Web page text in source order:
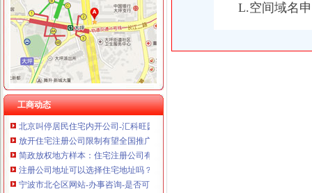
重庆宝鹰汽车销售有限公司
工商动态
北京叫停居民住宅内开公司-远洋新干线-北京搜狐焦点业主论坛
小区住宅注册公司是合的！为什么东营市工商局单要求小区住宅不
推荐居民住宅楼内的房屋改变为经营用房注册企业应提交哪些文件？
居民区非居住房可进行创业企业注册门槛一降再降_网易新闻
北京叫停居民住宅内开公司-汇科旺园论坛-搜狐焦点网济南站
放开住宅注册公司限制有望全国推广_国内经济_好买基金网
太原住宅现在能注册公司吗？_【会计服务】
北京叫停居民住宅内开公司-汇科旺园-济南搜狐焦点业主论坛
放开住宅注册公司限制有望全国推广-政策-嘉兴乐居网
简政放权地方样本：住宅注册公司有望全国推广-产业园区新闻-搜狐焦
注册公司地址可以选择住宅地址吗？_搜狐财经_搜狐网
宁波市北仑区网站-办事咨询-是否可以用普通商品住宅作为办
居家住宅放开注册公司限制有望全国推广_网易北京房产频道
L.空间域名